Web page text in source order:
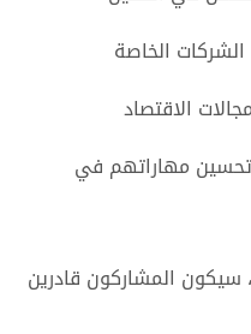
الخاصة
الاقتصاد
تحسين مهاراتهم في
سيكون المشاركون قادرين